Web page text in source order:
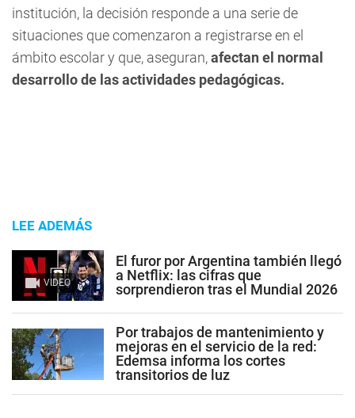
institución, la decisión responde a una serie de
situaciones que comenzaron a registrarse en el
ámbito escolar y que, aseguran,afectan el normal
desarrollo de las actividades pedagógicas.
LEE ADEMÁS
VIDEO
El furor por Argentina también llegó
a Netflix: las cifras que
sorprendieron tras el Mundial 2026
Por trabajos de mantenimiento y
mejoras en el servicio de la red:
Edemsa informa los cortes
transitorios de luz